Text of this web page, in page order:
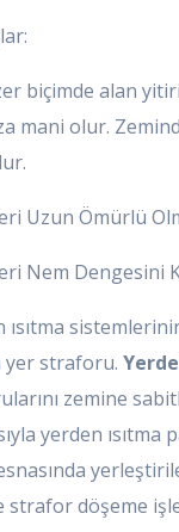
biçimde alan
mani olur.
Uzun Ömürlü
Nem Dengesini
yer straforu.
zemine
yerden ısıtma
strafor döşeme